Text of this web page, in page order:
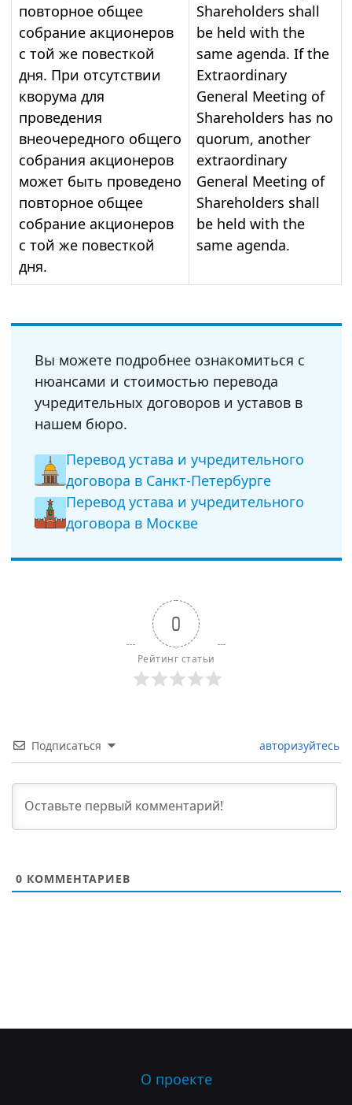
повторное общее
собрание акционеров
с той же повесткой
дня. При отсутствии
кворума для
проведения
внеочередного общего
собрания акционеров
может быть проведено
повторное общее
собрание акционеров
с той же повесткой
дня.
Shareholders shall
be held with the
same agenda. If the
Extraordinary
General Meeting of
Shareholders has no
quorum, another
extraordinary
General Meeting of
Shareholders shall
be held with the
same agenda.
Вы можете подробнее ознакомиться с
нюансами и стоимостью перевода
учредительных договоров и уставов в
нашем бюро.
Перевод устава и учредительного
договора в Санкт-Петербурге
Перевод устава и учредительного
договора в Москве
0
Рейтинг статьи
Подписаться авторизуйтесь
0 КОММЕНТАРИЕВ
О проекте